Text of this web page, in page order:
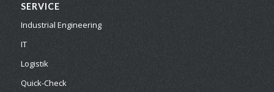
SERVICE
Industrial Engineering
IT
Logistik
Quick-Check